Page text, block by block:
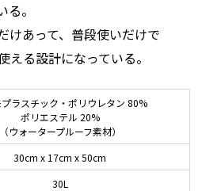
。
けあって、普段使いだけで
える設計になっている。
ラスチック・ポリウレタン 80%
ポリエステル 20%
（ウォータープルーフ素材）
30cm x 17cm x 50cm
30L